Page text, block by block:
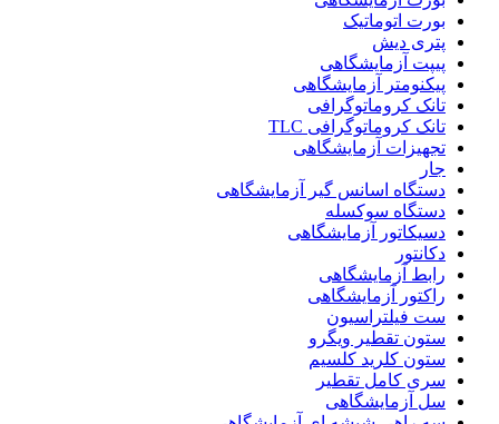
بورت اتوماتیک
پتری دیش
پیپت آزمایشگاهی
پیکنومتر آزمایشگاهی
تانک کروماتوگرافی
تانک کروماتوگرافی TLC
تجهیزات آزمایشگاهی
جار
دستگاه اسانس گیر آزمایشگاهی
دستگاه سوکسله
دسیکاتور آزمایشگاهی
دکانتور
رابط آزمایشگاهی
راکتور آزمایشگاهی
ست فیلتراسیون
ستون تقطیر ویگرو
ستون کلرید کلسیم
سری کامل تقطیر
سل آزمایشگاهی